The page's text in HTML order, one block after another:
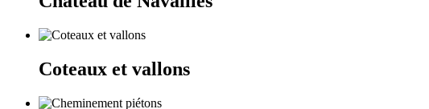
Coteaux et vallons